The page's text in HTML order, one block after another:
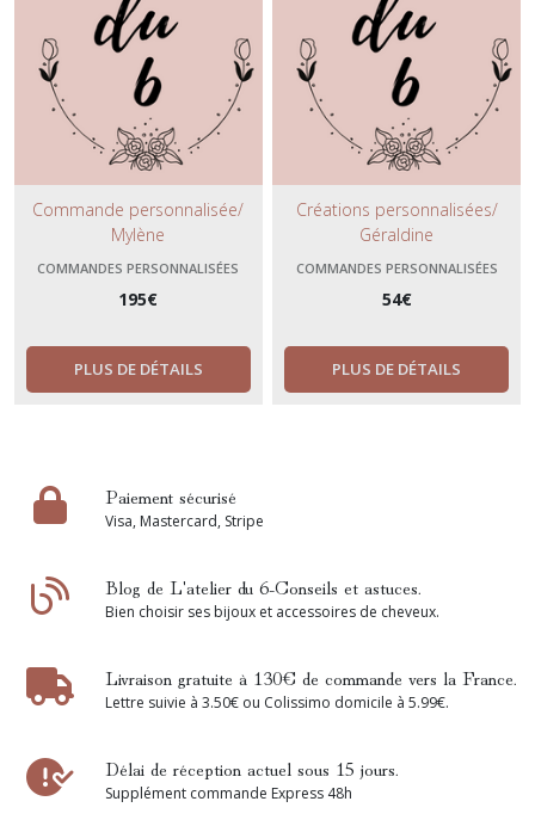
Commande personnalisée/
Mylène
COMMANDES PERSONNALISÉES
195€
PLUS DE DÉTAILS
Créations personnalisées/
Géraldine
COMMANDES PERSONNALISÉES
54€
PLUS DE DÉTAILS
Paiement sécurisé
Visa, Mastercard, Stripe
Blog de L'atelier du 6-Conseils et astuces.
Bien choisir ses bijoux et accessoires de cheveux.
Livraison gratuite à 130€ de commande vers la France.
Lettre suivie à 3.50€ ou Colissimo domicile à 5.99€.
Délai de réception actuel sous 15 jours.
Supplément commande Express 48h